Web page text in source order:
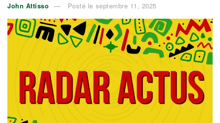
John Attisso Posté le septembre 11, 2025